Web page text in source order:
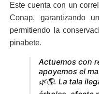
Este cuenta con un
Conap, garantizando
permitiendo la
pinabete.
Actuemos con
apoyemos el
🌿🌎. La tala